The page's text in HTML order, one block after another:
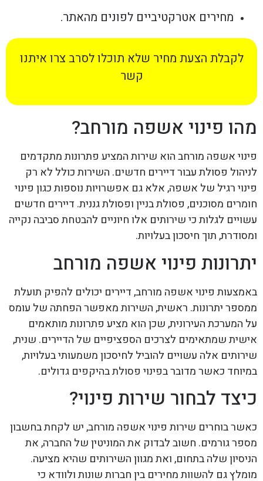
מחירים אטרקטיביים לפונים מהאתר.
לקבלת הצעת מחיר שלא תוכלו לסרב צרו איתנו
קשר
מהו פינוי אשפה מורחב?
פינוי אשפה מורחב הוא שירות המציע פתרונות מתקדמים
לניהול פסולת עבור דיירים חדשים. השירות כולל לא רק
פינוי רגיל של אשפה, אלא גם אפשרויות נוספות כגון פינוי
חומרים מסוכנים, פסולת בניין ופסולת גננית. דיירים חדשים
עשויים לגלות כי שירותים אלו חיוניים להבטחת סביבה נקייה
ומסודרת, תוך חיסכון בעלויות.
יתרונות פינוי אשפה מורחב
באמצעות פינוי אשפה מורחב, דיירים יכולים להפיק תועלת
ממספר יתרונות. ראשית, השירות מאפשר הפחתה של עומס
על המערכת העירונית, שכן הוא מציע פתרונות מותאמים
אישית שמתאימים לצרכים הספציפיים של הדיירים. שנית,
שירותים אלה עשויים להוביל לחיסכון משמעותי בעלויות,
במיוחד כאשר מדובר בפינוי פסולת בהיקפים גדולים.
כיצד לבחור שירות פינוי?
כאשר בוחרים שירות פינוי אשפה מורחב, יש לקחת בחשבון
מספר גורמים. חשוב לבדוק את המוניטין של החברה, את
הניסיון שלה בתחום, ואת מגוון השירותים שהיא מציעה.
מומלץ גם להשוות מחירים בין חברות שונות ולוודא כי